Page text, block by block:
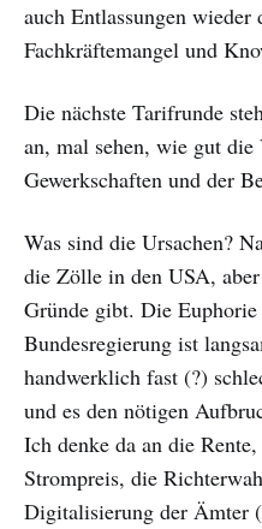
auch Entlassungen
Fachkräftemangel und
Die nächste Tarifrunde
an, mal sehen, wie gut
Gewerkschaften und der
Was sind die Ursachen?
die Zölle in den USA,
Gründe gibt. Die Euphorie
Bundesregierung ist
handwerklich fast (?)
und es den nötigen
Ich denke da an die
Strompreis, die
Digitalisierung der Ämter